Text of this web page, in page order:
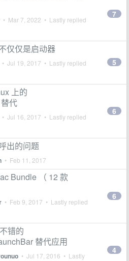
• Mar 7, 2022 • Lastly replied
7
仅仅是启动器
• Jul 19, 2017 • Lastly replied
5
上的
代
• Jul 16, 2017 • Lastly replied
6
出的问题
• Feb 11, 2017
Bundle （ 12 款
• Feb 9, 2017 • Lastly replied
6
错的
替代应用
• Jul 17, 2016 • Lastly
4